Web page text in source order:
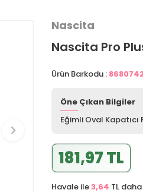
Nascita
Nascita Pro
Ürün Barkodu :
Öne Çıkan Bilgiler
Eğimli Oval Kapatıcı
181,97 TL
Havale ile3,64 TL